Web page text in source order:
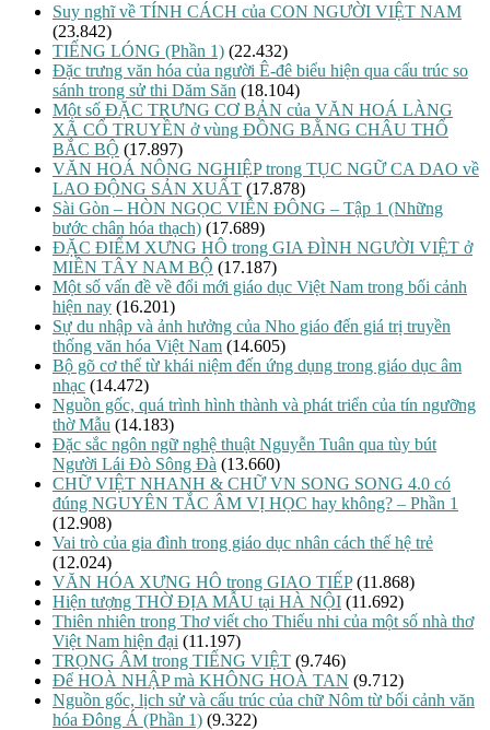
Suy nghĩ về TÍNH CÁCH của CON NGƯỜI VIỆT NAM
(23.842)
TIẾNG LÓNG (Phần 1) (22.432)
Đặc trưng văn hóa của người Ê-đê biểu hiện qua cấu trúc so
sánh trong sử thi Dăm Săn (18.104)
Một số ĐẶC TRƯNG CƠ BẢN của VĂN HOÁ LÀNG
XÃ CỔ TRUYỀN ở vùng ĐỒNG BẰNG CHÂU THỔ
BẮC BỘ (17.897)
VĂN HOÁ NÔNG NGHIỆP trong TỤC NGỮ CA DAO về
LAO ĐỘNG SẢN XUẤT (17.878)
Sài Gòn – HÒN NGỌC VIỄN ĐÔNG – Tập 1 (Những
bước chân hóa thạch) (17.689)
ĐẶC ĐIỂM XƯNG HÔ trong GIA ĐÌNH NGƯỜI VIỆT ở
MIỀN TÂY NAM BỘ (17.187)
Một số vấn đề về đổi mới giáo dục Việt Nam trong bối cảnh
hiện nay (16.201)
Sự du nhập và ảnh hưởng của Nho giáo đến giá trị truyền
thống văn hóa Việt Nam (14.605)
Bộ gõ cơ thể từ khái niệm đến ứng dụng trong giáo dục âm
nhạc (14.472)
Nguồn gốc, quá trình hình thành và phát triển của tín ngưỡng
thờ Mẫu (14.183)
Đặc sắc ngôn ngữ nghệ thuật Nguyễn Tuân qua tùy bút
Người Lái Đò Sông Đà (13.660)
CHỮ VIỆT NHANH & CHỮ VN SONG SONG 4.0 có
đúng NGUYÊN TẮC ÂM VỊ HỌC hay không? – Phần 1
(12.908)
Vai trò của gia đình trong giáo dục nhân cách thế hệ trẻ
(12.024)
VĂN HÓA XƯNG HÔ trong GIAO TIẾP (11.868)
Hiện tượng THỜ ĐỊA MẪU tại HÀ NỘI (11.692)
Thiên nhiên trong Thơ viết cho Thiếu nhi của một số nhà thơ
Việt Nam hiện đại (11.197)
TRỌNG ÂM trong TIẾNG VIỆT (9.746)
Để HOÀ NHẬP mà KHÔNG HOÀ TAN (9.712)
Nguồn gốc, lịch sử và cấu trúc của chữ Nôm từ bối cảnh văn
hóa Đông Á (Phần 1) (9.322)